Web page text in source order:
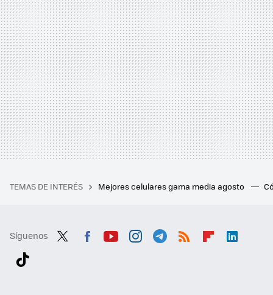
TEMAS DE INTERÉS Mejores celulares gama media agosto
Síguenos